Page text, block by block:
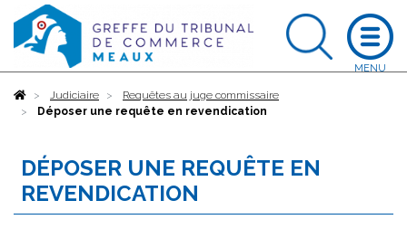
AccueilJudiciaire
Requêtes au juge commissaire
Déposer une requête en revendication
DÉPOSER UNE REQUÊTE EN
REVENDICATION